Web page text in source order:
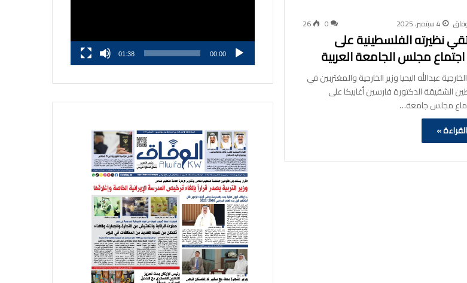
4 سبتمبر، 2025 0
26
نظيرته الفلسطينية على
مجلس الجامعة العربية
عبدالله اليحيا وزير الخارجية والمغتربين في
الشقيقة الدكتورة فارسين أغابيكا على
مجلس جامعة…
»
00:00
01:38